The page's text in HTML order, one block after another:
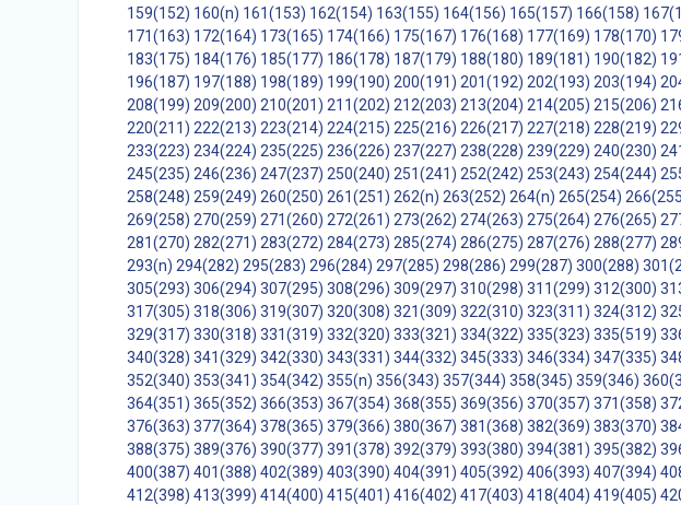
159(152) 160(n) 161(153) 162(154) 163(155) 164(156) 165(157) 166(158)
171(163) 172(164) 173(165) 174(166) 175(167) 176(168) 177(169) 178(170)
183(175) 184(176) 185(177) 186(178) 187(179) 188(180) 189(181) 190(182)
196(187) 197(188) 198(189) 199(190) 200(191) 201(192) 202(193) 203(194)
208(199) 209(200) 210(201) 211(202) 212(203) 213(204) 214(205) 215(206)
220(211) 222(213) 223(214) 224(215) 225(216) 226(217) 227(218) 228(219)
233(223) 234(224) 235(225) 236(226) 237(227) 238(228) 239(229) 240(230)
245(235) 246(236) 247(237) 250(240) 251(241) 252(242) 253(243) 254(244)
258(248) 259(249) 260(250) 261(251) 262(n) 263(252) 264(n) 265(254)
269(258) 270(259) 271(260) 272(261) 273(262) 274(263) 275(264) 276(265)
281(270) 282(271) 283(272) 284(273) 285(274) 286(275) 287(276) 288(277)
293(n) 294(282) 295(283) 296(284) 297(285) 298(286) 299(287) 300(288)
305(293) 306(294) 307(295) 308(296) 309(297) 310(298) 311(299) 312(300)
317(305) 318(306) 319(307) 320(308) 321(309) 322(310) 323(311) 324(312)
329(317) 330(318) 331(319) 332(320) 333(321) 334(322) 335(323) 335(519)
340(328) 341(329) 342(330) 343(331) 344(332) 345(333) 346(334) 347(335)
352(340) 353(341) 354(342) 355(n) 356(343) 357(344) 358(345) 359(346)
364(351) 365(352) 366(353) 367(354) 368(355) 369(356) 370(357) 371(358)
376(363) 377(364) 378(365) 379(366) 380(367) 381(368) 382(369) 383(370)
388(375) 389(376) 390(377) 391(378) 392(379) 393(380) 394(381) 395(382)
400(387) 401(388) 402(389) 403(390) 404(391) 405(392) 406(393) 407(394)
412(398) 413(399) 414(400) 415(401) 416(402) 417(403) 418(404) 419(405)